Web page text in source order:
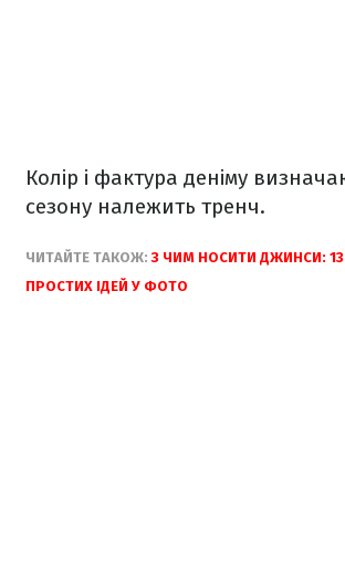
Колір і фактура деніму
сезону належить тренч.
ЧИТАЙТЕ ТАКОЖ:З ЧИМ НОСИТИ ДЖИНСИ: 13
ПРОСТИХ ІДЕЙ У ФОТО